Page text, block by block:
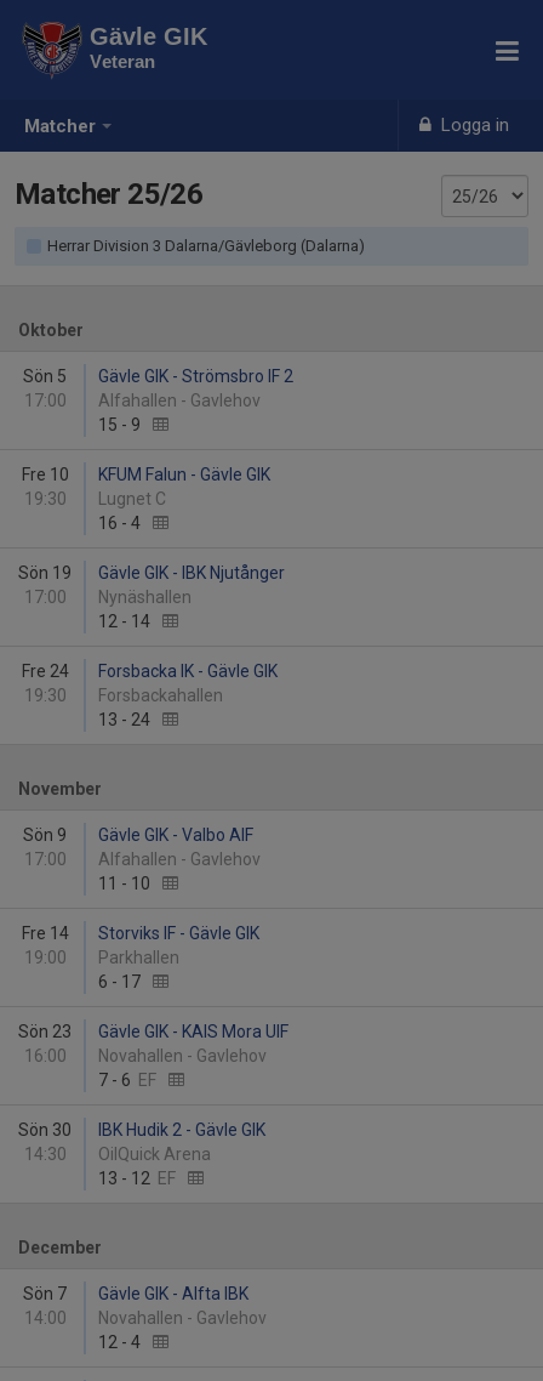
Matcher Logga in
Gävle GIK
Veteran
Matcher 25/26
Herrar Division 3 Dalarna/Gävleborg (Dalarna)
Oktober
Sön 5
17:00
Gävle GIK - Strömsbro IF 2
Alfahallen - Gavlehov
15 - 9
Fre 10
19:30
KFUM Falun - Gävle GIK
Lugnet C
16 - 4
Sön 19
17:00
Gävle GIK - IBK Njutånger
Nynäshallen
12 - 14
Fre 24
19:30
Forsbacka IK - Gävle GIK
Forsbackahallen
13 - 24
November
Sön 9
17:00
Gävle GIK - Valbo AIF
Alfahallen - Gavlehov
11 - 10
Fre 14
19:00
Storviks IF - Gävle GIK
Parkhallen
6 - 17
Sön 23
16:00
Gävle GIK - KAIS Mora UIF
Novahallen - Gavlehov
7 - 6 EF
Sön 30
14:30
IBK Hudik 2 - Gävle GIK
OilQuick Arena
13 - 12 EF
December
Sön 7
14:00
Gävle GIK - Alfta IBK
Novahallen - Gavlehov
12 - 4